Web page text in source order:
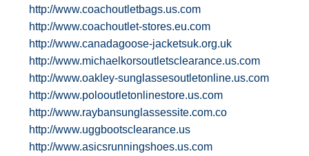
http://www.coachoutletbags.us.com
http://www.coachoutlet-stores.eu.com
http://www.canadagoose-jacketsuk.org.uk
http://www.michaelkorsoutletsclearance.us.com
http://www.oakley-sunglassesoutletonline.us.com
http://www.polooutletonlinestore.us.com
http://www.raybansunglassessite.com.co
http://www.uggbootsclearance.us
http://www.asicsrunningshoes.us.com